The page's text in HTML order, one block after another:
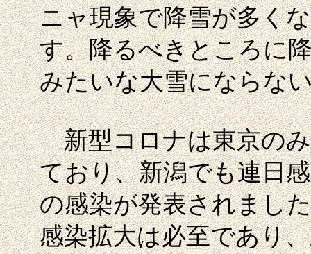
ニャ現象で降雪が多く
す。降るべきところに
みたいな大雪にならな
新型コロナは東京のみ
ており、新潟でも連日
の感染が発表されまし
感染拡大は必至であり